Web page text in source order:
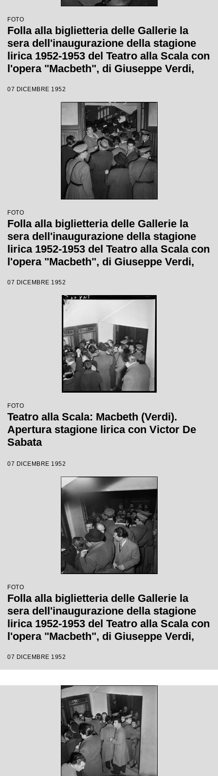
FOTO
Folla alla biglietteria delle Gallerie la
sera dell'inaugurazione della stagione
lirica 1952-1953 del Teatro alla Scala con
l'opera "Macbeth", di Giuseppe Verdi,
di Carl Ebert
07 DICEMBRE 1952
FOTO
Folla alla biglietteria delle Gallerie la
sera dell'inaugurazione della stagione
lirica 1952-1953 del Teatro alla Scala con
l'opera "Macbeth", di Giuseppe Verdi,
di Carl Ebert
07 DICEMBRE 1952
FOTO
Teatro alla Scala: Macbeth (Verdi).
Apertura stagione lirica con Victor De
Sabata
07 DICEMBRE 1952
FOTO
Folla alla biglietteria delle Gallerie la
sera dell'inaugurazione della stagione
lirica 1952-1953 del Teatro alla Scala con
l'opera "Macbeth", di Giuseppe Verdi,
di Carl Ebert
07 DICEMBRE 1952